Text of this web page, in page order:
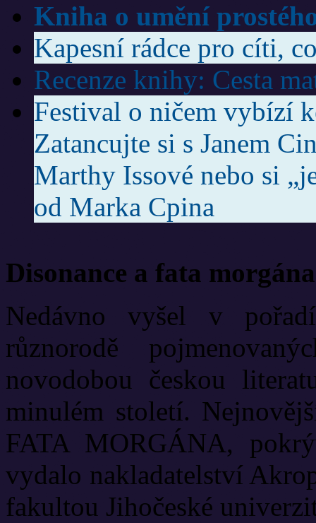
Kniha o umění
Kapesní rádce pro cíti,
Recenze knihy: Cesta
Festival o ničem vybízí
Zatancujte si s Janem
Marthy Issové nebo si
od Marka Cpina
Disonance a fata morgána
Nedávno vyšel v
různorodě
novodobou českou
minulém století.
FATA MORGÁNA,
vydalo nakladatelství
fakultou Jihočeské